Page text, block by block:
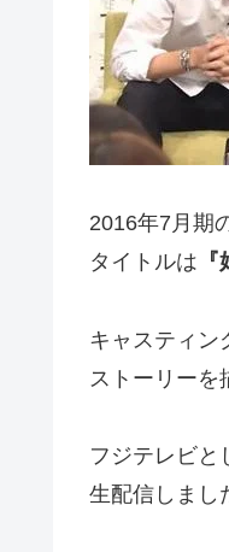
2016年7月期
タイトルは
キャスティン
ストーリーを
フジテレビと
生配信しまし